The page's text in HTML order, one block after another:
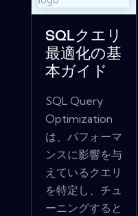
SQLクエリ
最適化の基
本ガイド
SQL Query
Optimization
は、パフォーマ
ンスに影響を与
えているクエリ
を特定し、チュ
ーニングすると